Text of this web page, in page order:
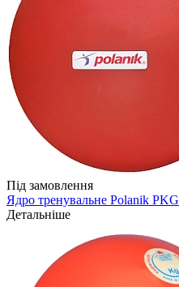
Під замовлення
Ядро тренувальне Polanik PKG
Детальніше